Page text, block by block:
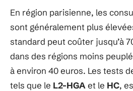
En région parisienne, les
sont généralement plus
standard peut coûter jusqu’à
dans des régions moins
à environ 40 euros. Les tests
tels que le L2-HGA et le HC,